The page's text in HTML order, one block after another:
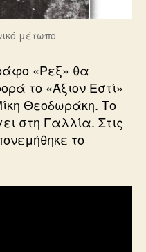
μέτωπο
«Ρεξ» θα
το «Άξιον Εστί»
Θεοδωράκη. Το
στη Γαλλία. Στις
το